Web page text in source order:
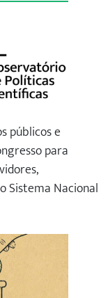
públicos e
para
Sistema Nacional